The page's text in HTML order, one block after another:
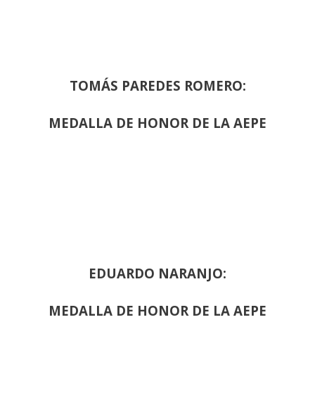
TOMÁS PAREDES ROMERO:
MEDALLA DE HONOR DE LA AEPE
EDUARDO NARANJO:
MEDALLA DE HONOR DE LA AEPE